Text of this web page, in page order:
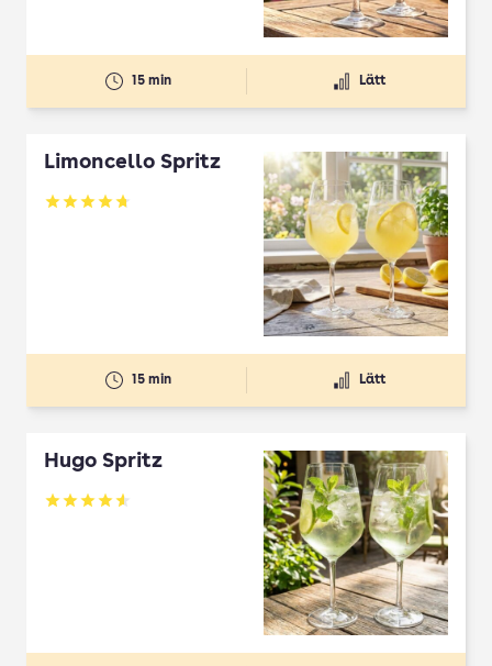
15 min Lätt
Limoncello Spritz
Betyg: 4.7 av 5
15 min Lätt
Hugo Spritz
Betyg: 4.61 av 5